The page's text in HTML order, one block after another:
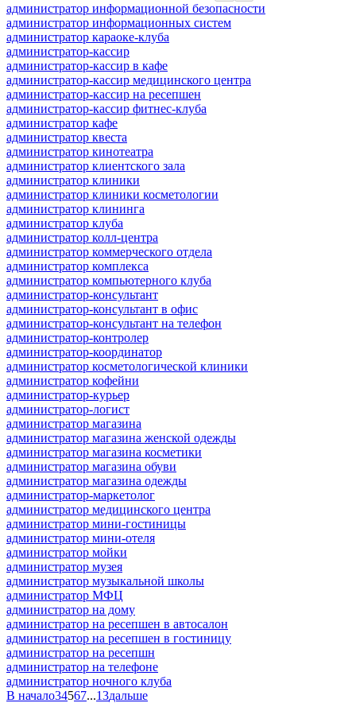
администратор информационной безопасности
администратор информационных систем
администратор караоке-клуба
администратор-кассир
администратор-кассир в кафе
администратор-кассир медицинского центра
администратор-кассир на ресепшен
администратор-кассир фитнес-клуба
администратор кафе
администратор квеста
администратор кинотеатра
администратор клиентского зала
администратор клиники
администратор клиники косметологии
администратор клининга
администратор клуба
администратор колл-центра
администратор коммерческого отдела
администратор комплекса
администратор компьютерного клуба
администратор-консультант
администратор-консультант в офис
администратор-консультант на телефон
администратор-контролер
администратор-координатор
администратор косметологической клиники
администратор кофейни
администратор-курьер
администратор-логист
администратор магазина
администратор магазина женской одежды
администратор магазина косметики
администратор магазина обуви
администратор магазина одежды
администратор-маркетолог
администратор медицинского центра
администратор мини-гостиницы
администратор мини-отеля
администратор мойки
администратор музея
администратор музыкальной школы
администратор МФЦ
администратор на дому
администратор на ресепшен в автосалон
администратор на ресепшен в гостиницу
администратор на ресепшн
администратор на телефоне
администратор ночного клуба
В начало34567...13дальше